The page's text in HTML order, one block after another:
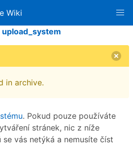
Wiki
upload_system
in archive.
. Pokud pouze používáte
stránek, nic z níže
vás netýká a nemusíte číst